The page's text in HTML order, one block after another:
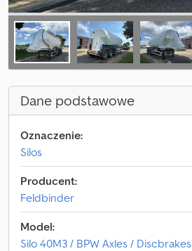
Dane podstawowe
Oznaczenie:
Silos
Producent:
Feldbinder
Model:
Silo 40M3 / BPW Axles / Discbrakes